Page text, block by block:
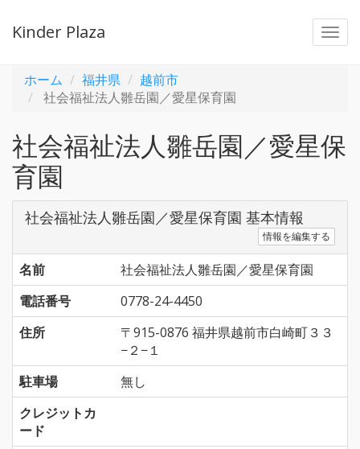
Kinder Plaza
ホーム 福井県
越前市
社会福祉法人雛岳園／愛星保育園
社会福祉法人雛岳園／愛星保
育園
社会福祉法人雛岳園／愛星保育園 基本情報
情報を編集する
名前
社会福祉法人雛岳園／愛星保育園
電話番号
0778-24-4450
住所
〒915-0876 福井県越前市白崎町３３
−２−１
駐車場
無し
クレジットカ
ード